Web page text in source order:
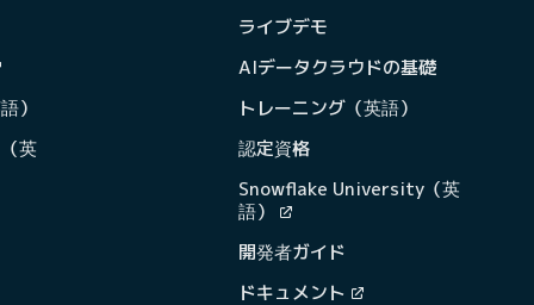
）
英
ライブデモ
AIデータクラウドの基礎
トレーニング（英語）
認定資格
Snowflake University（英
語）
開発者ガイド
ドキュメント